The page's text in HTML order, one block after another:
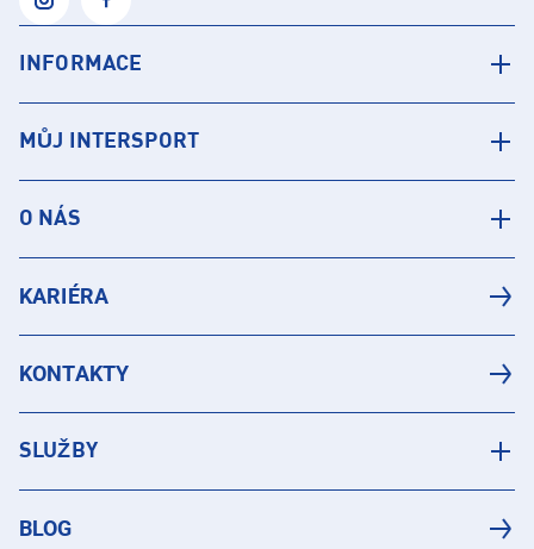
INFORMACE
MŮJ INTERSPORT
O NÁS
KARIÉRA
KONTAKTY
SLUŽBY
BLOG